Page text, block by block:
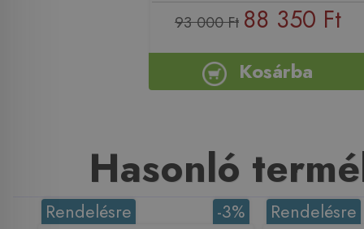
93 000 Ft 88 350 Ft
Kosárba
Hasonló
-3%
Rendelésre Rendelésre